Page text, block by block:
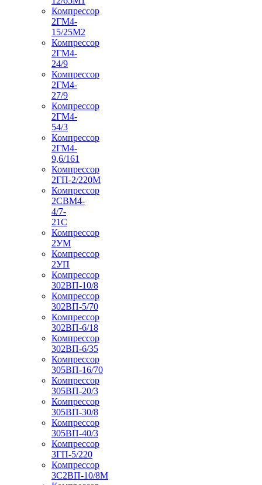
Компрессор
2ГМ4-
15/25М2
Компрессор
2ГМ4-
24/9
Компрессор
2ГМ4-
27/9
Компрессор
2ГМ4-
54/3
Компрессор
2ГМ4-
9,6/161
Компрессор
2ГП-2/220М
Компрессор
2СВМ4-
4/7-
21С
Компрессор
2УМ
Компрессор
2УП
Компрессор
302ВП-10/8
Компрессор
302ВП-5/70
Компрессор
302ВП-6/18
Компрессор
302ВП-6/35
Компрессор
305ВП-16/70
Компрессор
305ВП-20/3
Компрессор
305ВП-30/8
Компрессор
305ВП-40/3
Компрессор
3ГП-5/220
Компрессор
3С2ВП-10/8М